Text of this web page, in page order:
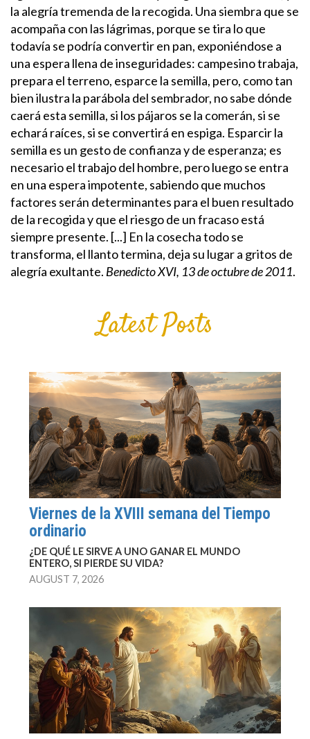
la alegría tremenda de la recogida. Una siembra que se
acompaña con las lágrimas, porque se tira lo que
todavía se podría convertir en pan, exponiéndose a
una espera llena de inseguridades: campesino trabaja,
prepara el terreno, esparce la semilla, pero, como tan
bien ilustra la parábola del sembrador, no sabe dónde
caerá esta semilla, si los pájaros se la comerán, si se
echará raíces, si se convertirá en espiga. Esparcir la
semilla es un gesto de confianza y de esperanza; es
necesario el trabajo del hombre, pero luego se entra
en una espera impotente, sabiendo que muchos
factores serán determinantes para el buen resultado
de la recogida y que el riesgo de un fracaso está
siempre presente. [...] En la cosecha todo se
transforma, el llanto termina, deja su lugar a gritos de
alegría exultante. Benedicto XVI, 13 de octubre de 2011.
Latest Posts
Viernes de la XVIII semana del Tiempo
ordinario
¿DE QUÉ LE SIRVE A UNO GANAR EL MUNDO
ENTERO, SI PIERDE SU VIDA?
AUGUST 7, 2026